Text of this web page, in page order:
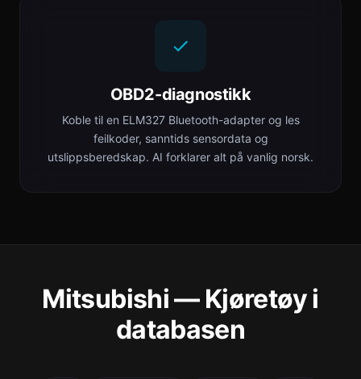
OBD2-diagnostikk
Koble til en ELM327 Bluetooth-adapter og les
feilkoder, sanntids sensordata og
utslippsberedskap. AI forklarer alt på vanlig norsk.
Mitsubishi — Kjøretøy i
databasen